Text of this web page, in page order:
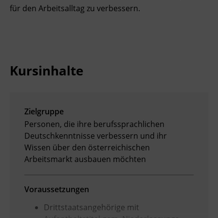
Ingenieurzertifizierung
für den Arbeitsalltag zu verbessern.
Kursinhalte
Zielgruppe
Personen, die ihre berufssprachlichen
Deutschkenntnisse verbessern und ihr
Wissen über den österreichischen
Arbeitsmarkt ausbauen möchten
Voraussetzungen
Drittstaatsangehörige mit